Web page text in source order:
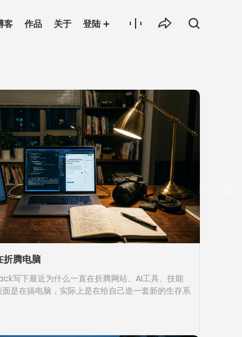
客 作品 关于 登陆
折腾电脑
写下最近为什么一直在折腾网站、AI工具、技能
是在搞电脑，实际上是在给自己造一套新的生存系